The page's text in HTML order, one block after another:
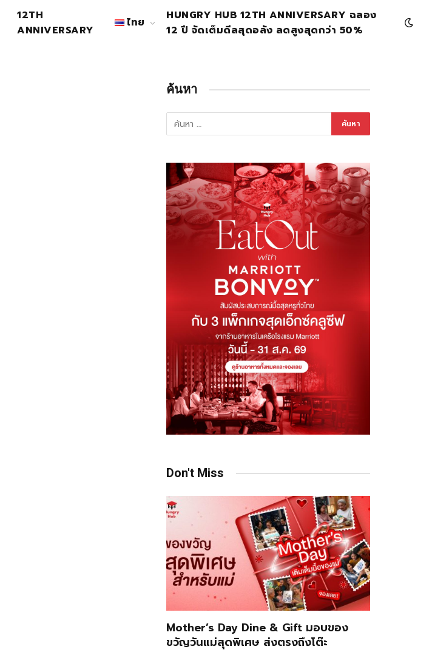
12TH
ANNIVERSARY
ไทย
HUNGRY HUB 12TH ANNIVERSARY ฉลอง
12 ปี จัดเต็มดีลสุดอลัง ลดสูงสุดกว่า 50%
ค้นหา
Don't Miss
Mother’s Day Dine & Gift มอบของ
ขวัญวันแม่สุดพิเศษ ส่งตรงถึงโต๊ะ